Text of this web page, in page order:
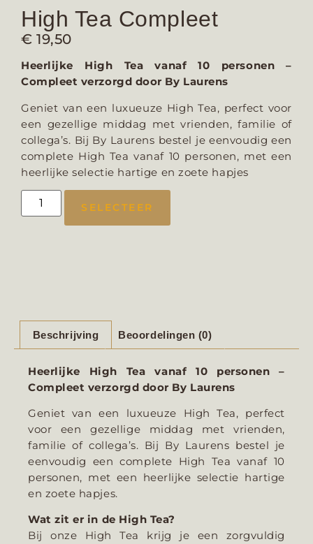
High Tea Compleet
€ 19,50
Heerlijke High Tea vanaf 10 personen –
Compleet verzorgd door By Laurens
Geniet van een luxueuze High Tea, perfect voor
een gezellige middag met vrienden, familie of
collega’s. Bij By Laurens bestel je eenvoudig een
complete High Tea vanaf 10 personen, met een
heerlijke selectie hartige en zoete hapjes
SELECTEER
Beschrijving Beoordelingen (0)
Heerlijke High Tea vanaf 10 personen –
Compleet verzorgd door By Laurens
Geniet van een luxueuze High Tea, perfect
voor een gezellige middag met vrienden,
familie of collega’s. Bij By Laurens bestel je
eenvoudig een complete High Tea vanaf 10
personen, met een heerlijke selectie hartige
en zoete hapjes.
Wat zit er in de High Tea?
Bij onze High Tea krijg je een zorgvuldig